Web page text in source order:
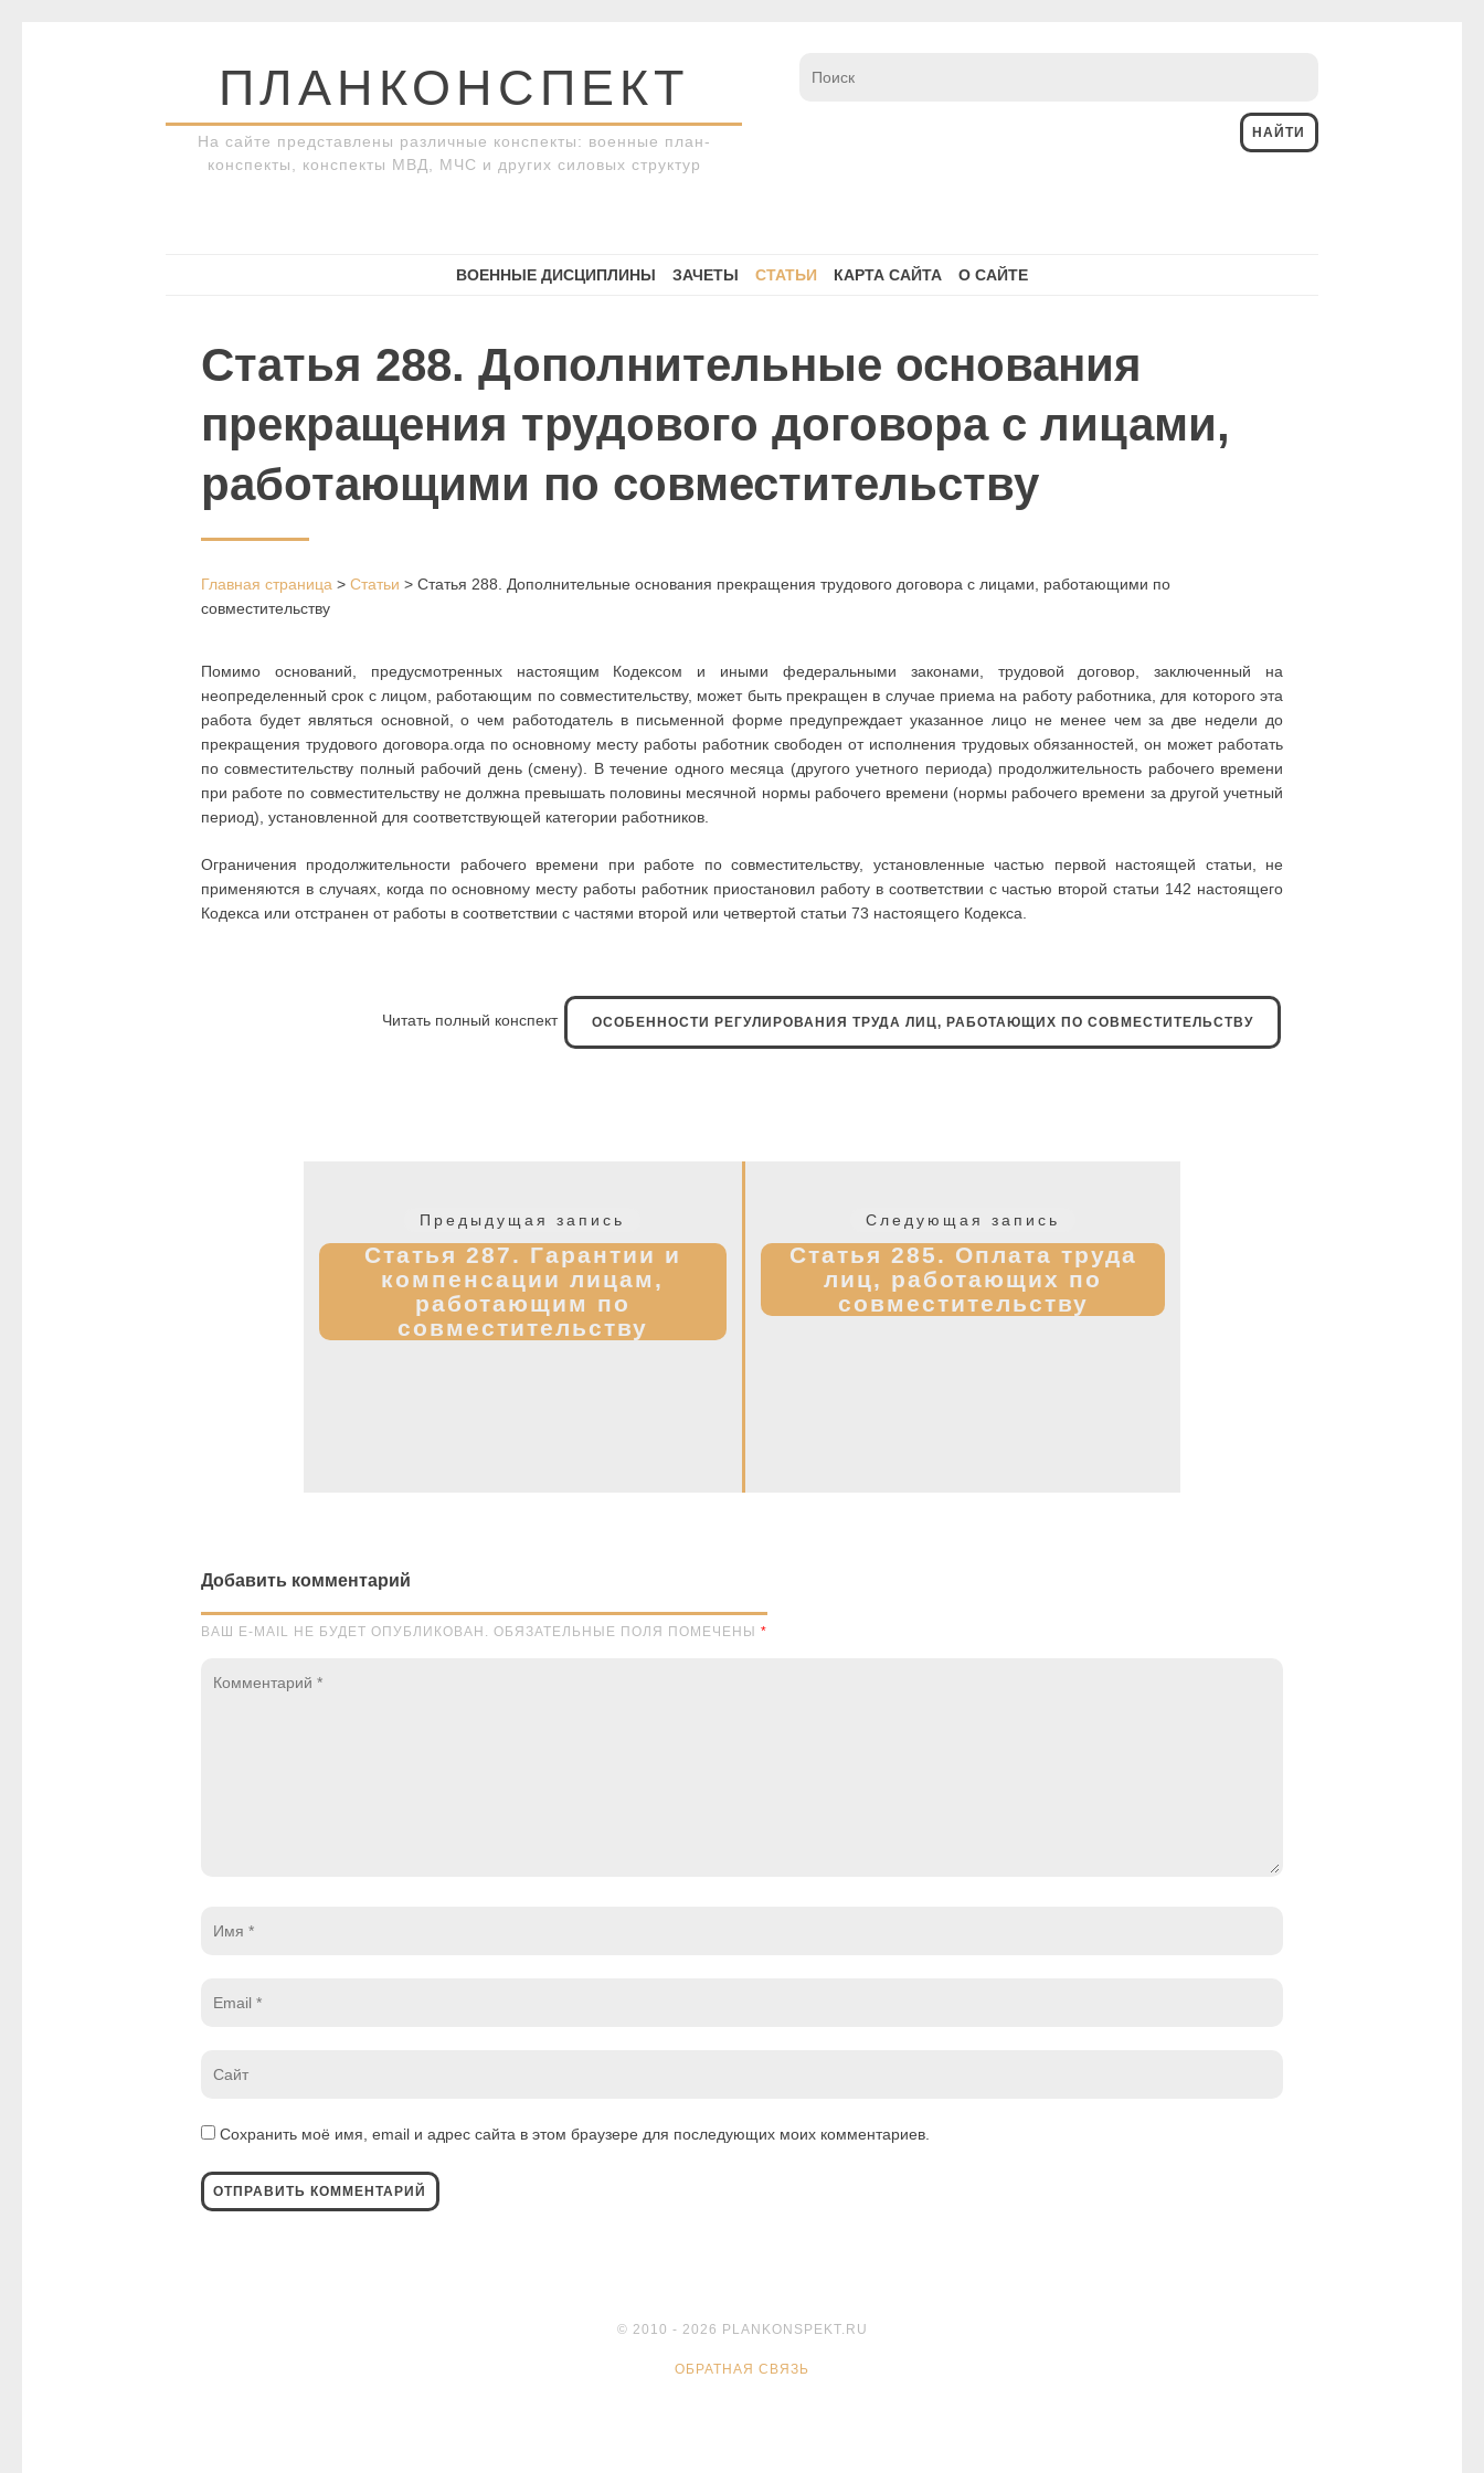
ПЛАНКОНСПЕКТ
На сайте представлены различные конспекты: военные план-
конспекты, конспекты МВД, МЧС и других силовых структур
ВОЕННЫЕ ДИСЦИПЛИНЫ ЗАЧЕТЫ СТАТЬИ КАРТА САЙТА О САЙТЕ
Статья 288. Дополнительные основания
прекращения трудового договора с лицами,
работающими по совместительству
Главная страница > Статьи > Статья 288. Дополнительные основания прекращения трудового договора с лицами, работающими по
совместительству
Помимо оснований, предусмотренных настоящим Кодексом и иными федеральными законами, трудовой договор, заключенный на
неопределенный срок с лицом, работающим по совместительству, может быть прекращен в случае приема на работу работника, для которого эта
работа будет являться основной, о чем работодатель в письменной форме предупреждает указанное лицо не менее чем за две недели до
прекращения трудового договора.огда по основному месту работы работник свободен от исполнения трудовых обязанностей, он может работать
по совместительству полный рабочий день (смену). В течение одного месяца (другого учетного периода) продолжительность рабочего времени
при работе по совместительству не должна превышать половины месячной нормы рабочего времени (нормы рабочего времени за другой учетный
период), установленной для соответствующей категории работников.
Ограничения продолжительности рабочего времени при работе по совместительству, установленные частью первой настоящей статьи, не
применяются в случаях, когда по основному месту работы работник приостановил работу в соответствии с частью второй статьи 142 настоящего
Кодекса или отстранен от работы в соответствии с частями второй или четвертой статьи 73 настоящего Кодекса.
Читать полный конспект ОСОБЕННОСТИ РЕГУЛИРОВАНИЯ ТРУДА ЛИЦ, РАБОТАЮЩИХ ПО СОВМЕСТИТЕЛЬСТВУ
Предыдущая запись
запись:
Статья 287. Гарантии и
компенсации лицам,
работающим по
совместительству
Следующая запись
запись:
Статья 285. Оплата труда
лиц, работающих по
совместительству
Добавить комментарий
ВАШ E-MAIL НЕ БУДЕТ ОПУБЛИКОВАН. ОБЯЗАТЕЛЬНЫЕ ПОЛЯ ПОМЕЧЕНЫ *
Сохранить моё имя, email и адрес сайта в этом браузере для последующих моих комментариев.
© 2010 - 2026 PLANKONSPEKT.RU
ОБРАТНАЯ СВЯЗЬ